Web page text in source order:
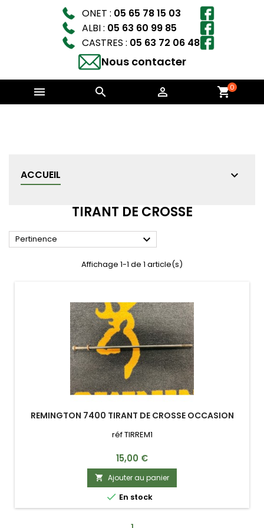
ONET : 05 65 78 15 03
ALBI : 05 63 60 99 85
CASTRES : 05 63 72 06 48
Nous contacter
   shopping_cart0
ACCUEIL
TIRANT DE CROSSE
Pertinence 
Affichage 1-1 de 1 article(s)
REMINGTON 7400 TIRANT DE CROSSE OCCASION
réf TIRREM1
Prix
15,00 €
 Ajouter au panier
 En stock